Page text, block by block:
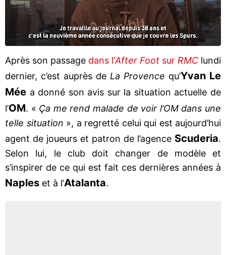
Après son passage dans l’After Foot sur RMC lundi
dernier, c’est auprès de La Provence qu’Yvan Le
Mée a donné son avis sur la situation actuelle de
l’OM. « Ça me rend malade de voir l’OM dans une
telle situation », a regretté celui qui est aujourd’hui
agent de joueurs et patron de l’agence Scuderia.
Selon lui, le club doit changer de modèle et
s’inspirer de ce qui est fait ces dernières années à
Naples et à l’Atalanta.